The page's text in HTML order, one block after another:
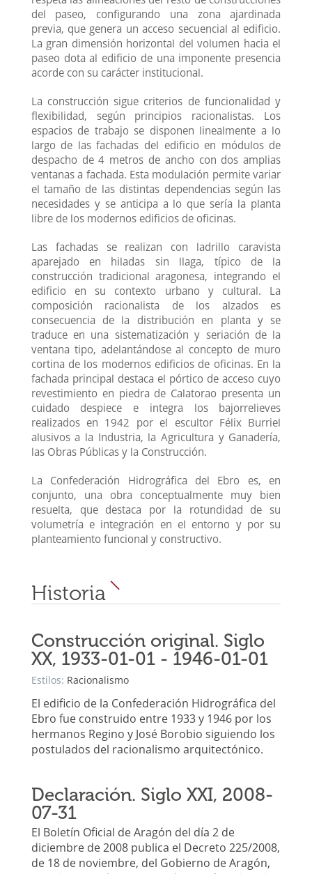
del paseo, configurando una zona ajardinada
previa, que genera un acceso secuencial al edificio.
La gran dimensión horizontal del volumen hacia el
paseo dota al edificio de una imponente presencia
acorde con su carácter institucional.
La construcción sigue criterios de funcionalidad y
flexibilidad, según principios racionalistas. Los
espacios de trabajo se disponen linealmente a lo
largo de las fachadas del edificio en módulos de
despacho de 4 metros de ancho con dos amplias
ventanas a fachada. Esta modulación permite variar
el tamaño de las distintas dependencias según las
necesidades y se anticipa a lo que sería la planta
libre de los modernos edificios de oficinas.
Las fachadas se realizan con ladrillo caravista
aparejado en hiladas sin llaga, típico de la
construcción tradicional aragonesa, integrando el
edificio en su contexto urbano y cultural. La
composición racionalista de los alzados es
consecuencia de la distribución en planta y se
traduce en una sistematización y seriación de la
ventana tipo, adelantándose al concepto de muro
cortina de los modernos edificios de oficinas. En la
fachada principal destaca el pórtico de acceso cuyo
revestimiento en piedra de Calatorao presenta un
cuidado despiece e integra los bajorrelieves
realizados en 1942 por el escultor Félix Burriel
alusivos a la Industria, la Agricultura y Ganadería,
las Obras Públicas y la Construcción.
La Confederación Hidrográfica del Ebro es, en
conjunto, una obra conceptualmente muy bien
resuelta, que destaca por la rotundidad de su
volumetría e integración en el entorno y por su
planteamiento funcional y constructivo.
Historia
Construcción original. Siglo
XX, 1933-01-01 - 1946-01-01
Estilos: Racionalismo
El edificio de la Confederación Hidrográfica del
Ebro fue construido entre 1933 y 1946 por los
hermanos Regino y José Borobio siguiendo los
postulados del racionalismo arquitectónico.
Declaración. Siglo XXI, 2008-
07-31
El Boletín Oficial de Aragón del día 2 de
diciembre de 2008 publica el Decreto 225/2008,
de 18 de noviembre, del Gobierno de Aragón,